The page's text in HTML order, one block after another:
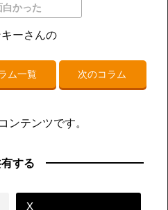
かった
ーさんの
ム一覧 次のコラム
テンツです。
する
X